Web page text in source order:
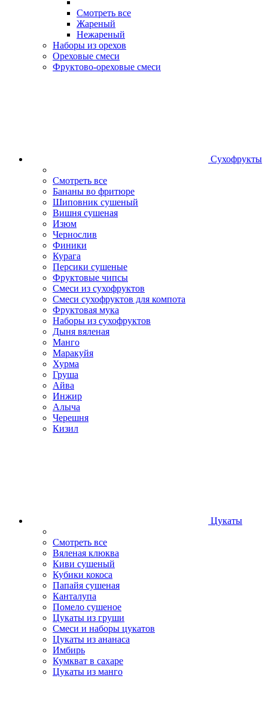
Смотреть все
Жареный
Нежареный
Наборы из орехов
Ореховые смеси
Фруктово-ореховые смеси
Сухофрукты
Смотреть все
Бананы во фритюре
Шиповник сушеный
Вишня сушеная
Изюм
Чернослив
Финики
Курага
Персики сушеные
Фруктовые чипсы
Смеси из сухофруктов
Смеси сухофруктов для компота
Фруктовая мука
Наборы из сухофруктов
Дыня вяленая
Манго
Маракуйя
Хурма
Груша
Айва
Инжир
Алыча
Черешня
Кизил
Цукаты
Смотреть все
Вяленая клюква
Киви сушеный
Кубики кокоса
Папайя сушеная
Канталупа
Помело сушеное
Цукаты из груши
Смеси и наборы цукатов
Цукаты из ананаса
Имбирь
Кумкват в сахаре
Цукаты из манго